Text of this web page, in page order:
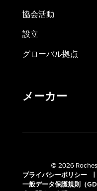
協会活動
設立
グローバル拠点
メーカー
© 2026
プライバシーポリシー
一般データ保護規則（